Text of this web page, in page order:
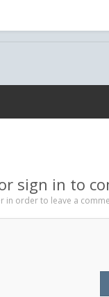
sign in to
in order to leave a